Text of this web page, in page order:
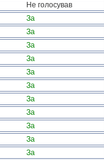
Не голосував
За
За
За
За
За
За
За
За
За
За
За